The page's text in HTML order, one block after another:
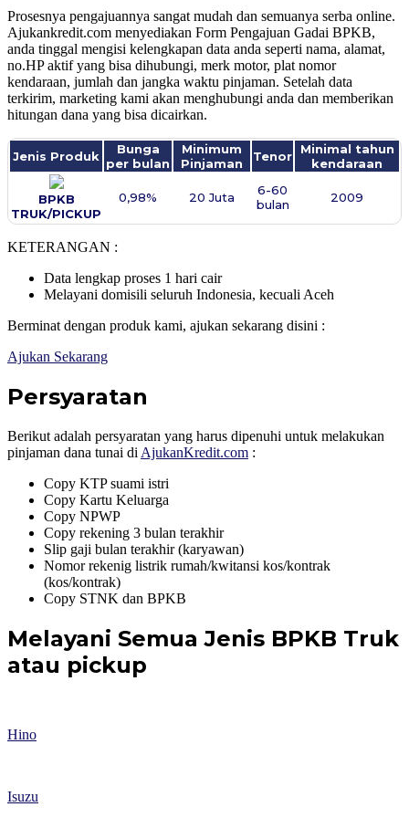
Prosesnya pengajuannya sangat mudah dan semuanya serba online.
Ajukankredit.com menyediakan Form Pengajuan Gadai BPKB,
anda tinggal mengisi kelengkapan data anda seperti nama, alamat,
no.HP aktif yang bisa dihubungi, merk motor, plat nomor
kendaraan, jumlah dan jangka waktu pinjaman. Setelah data
terkirim, marketing kami akan menghubungi anda dan memberikan
hitungan dana yang bisa dicairkan.
Jenis Produk
Bunga
per bulan
Minimum
Pinjaman
Tenor
Minimal tahun
kendaraan
BPKB
TRUK/PICKUP
0,98% 20 Juta
6-60
bulan
2009
KETERANGAN :
Data lengkap proses 1 hari cair
Melayani domisili seluruh Indonesia, kecuali Aceh
Berminat dengan produk kami, ajukan sekarang disini :
Ajukan Sekarang
Persyaratan
Berikut adalah persyaratan yang harus dipenuhi untuk melakukan
pinjaman dana tunai di AjukanKredit.com :
Copy KTP suami istri
Copy Kartu Keluarga
Copy NPWP
Copy rekening 3 bulan terakhir
Slip gaji bulan terakhir (karyawan)
Nomor rekenig listrik rumah/kwitansi kos/kontrak
(kos/kontrak)
Copy STNK dan BPKB
Melayani Semua Jenis BPKB Truk
atau pickup
Hino
Isuzu